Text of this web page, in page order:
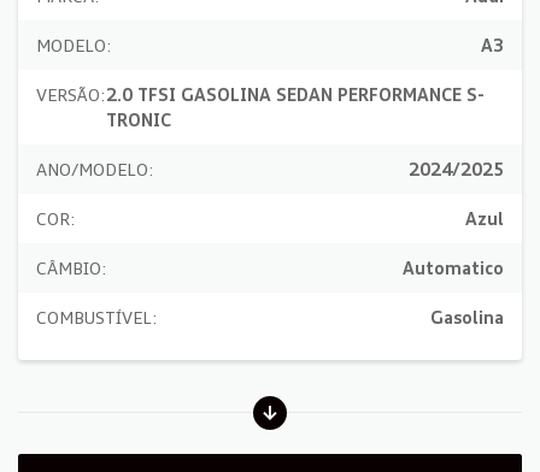
MODELO: A3
VERSÃO:2.0 TFSI GASOLINA SEDAN PERFORMANCE S-
TRONIC
ANO/MODELO: 2024/2025
COR: Azul
CÂMBIO: Automatico
COMBUSTÍVEL: Gasolina